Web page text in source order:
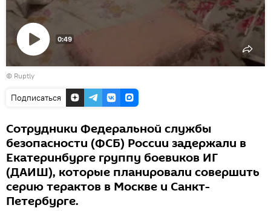
Воспроизвести
видео
0:49
© Ruptly
Подписаться
Сотрудники Федеральной службы
безопасности (ФСБ) России задержали в
Екатеринбурге группу боевиков ИГ
(ДАИШ), которые планировали совершить
серию терактов в Москве и Санкт-
Петербурге.